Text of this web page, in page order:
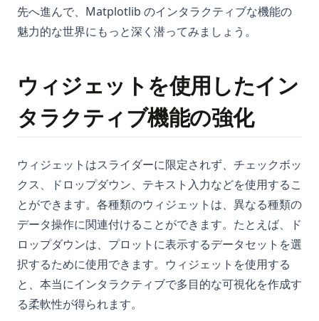
先へ進んで、Matplotlib のインタラクティブな機能の
魅力的な世界にもっと深く潜ってみましょう。
ウィジェットを使用したイン
タラクティブ機能の強化
ウィジェットはスライダーに限定されず、チェックボッ
クス、ドロップダウン、テキスト入力などを使用するこ
とができます。各種類のウィジェットは、異なる種類の
データ操作に関連付けることができます。たとえば、ド
ロップダウンは、プロットに表示するデータセットを選
択するために使用できます。ウィジェットを使用する
と、本当にインタラクティブで多目的な可視化を作成す
る柔軟性が得られます。